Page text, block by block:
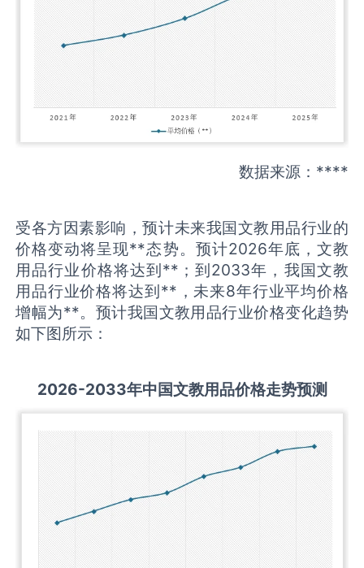
数据来源：****
受各方因素影响，预计未来我国文教用品行业的
价格变动将呈现**态势。预计2026年底，文教
用品行业价格将达到**；到2033年，我国文教
用品行业价格将达到**，未来8年行业平均价格
增幅为**。预计我国文教用品行业价格变化趋势
如下图所示：
2026-2033年中国文教用品价格走势预测